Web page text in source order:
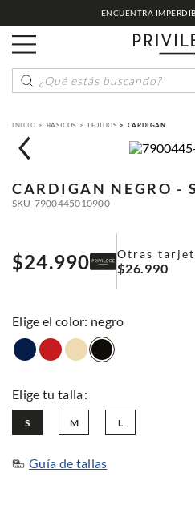
ENCUENTRA
¿Qué estás buscando?
BASICOS TEJIDOS CARDIGAN
CARDIGAN NEGRO - S
SKU 7900445010900
$24.990 Otras
$26.990
: negro
L
M
S
Guía de tallas